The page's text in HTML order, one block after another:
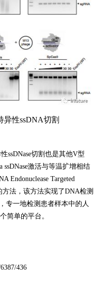
异性ssDNA切割
ssDNase切割也是其他V型
ssDNase激活与等温扩增相结
Endonuclease Targeted
方法，该方法实现了DNA检测
专一地检测患者样本中的人
简单的平台。
436